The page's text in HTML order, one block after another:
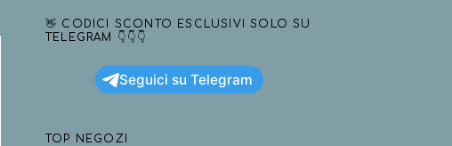
👋 CODICI SCONTO ESCLUSIVI SOLO SU
TELEGRAM 👇👇👇
Seguici su Telegram
TOP NEGOZI